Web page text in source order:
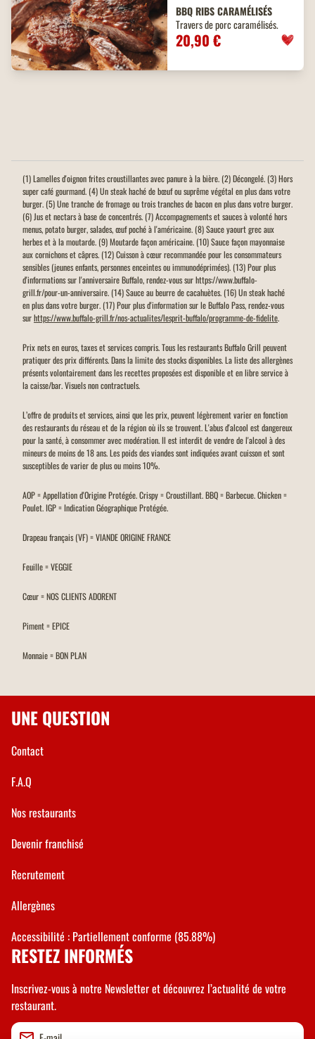
BBQRIBSCARAMÉLISÉS
Travers de porc caramélisés.
20,90 €
(1) Lamelles d'oignon frites croustillantes avec panure à la bière. (2) Décongelé. (3) Hors
super café gourmand. (4) Un steak haché de bœuf ou suprême végétal en plus dans votre
burger. (5) Une tranche de fromage ou trois tranches de bacon en plus dans votre burger.
(6) Jus et nectars à base de concentrés. (7) Accompagnements et sauces à volonté hors
menus, potato burger, salades, œuf poché à l'américaine. (8) Sauce yaourt grec aux
herbes et à la moutarde. (9) Moutarde façon américaine. (10) Sauce façon mayonnaise
aux cornichons et câpres. (12) Cuisson à cœur recommandée pour les consommateurs
sensibles (jeunes enfants, personnes enceintes ou immunodéprimées). (13) Pour plus
d'informations sur l'anniversaire Buffalo, rendez-vous sur https://www.buffalo-
grill.fr/pour-un-anniversaire. (14) Sauce au beurre de cacahuètes. (16) Un steak haché
en plus dans votre burger. (17) Pour plus d'information sur le Buffalo Pass, rendez-vous
surhttps://www.buffalo-grill.fr/nos-actualites/lesprit-buffalo/programme-de-fidelite.
Prix nets en euros, taxes et services compris. Tous les restaurants Buffalo Grill peuvent
pratiquer des prix différents. Dans la limite des stocks disponibles. La liste des allergènes
présents volontairement dans les recettes proposées est disponible et en libre service à
la caisse/bar. Visuels non contractuels.
L’offre de produits et services, ainsi que les prix, peuvent légèrement varier en fonction
des restaurants du réseau et de la région où ils se trouvent. L'abus d'alcool est dangereux
pour la santé, à consommer avec modération. Il est interdit de vendre de l'alcool à des
mineurs de moins de 18 ans. Les poids des viandes sont indiquées avant cuisson et sont
susceptibles de varier de plus ou moins 10%.
AOP = Appellation d'Origine Protégée. Crispy = Croustillant. BBQ = Barbecue. Chicken =
Poulet. IGP = Indication Géographique Protégée.
Drapeau français (VF) = VIANDE ORIGINE FRANCE
Feuille = VEGGIE
Cœur = NOS CLIENTS ADORENT
Piment = EPICE
Monnaie = BON PLAN
UNE QUESTION
Contact
F.A.Q
Nos restaurants
Devenir franchisé
Recrutement
Allergènes
Accessibilité : Partiellement conforme (85.88%)
RESTEZ INFORMÉS
Inscrivez-vous à notre Newsletter et découvrez l’actualité de votre
restaurant.